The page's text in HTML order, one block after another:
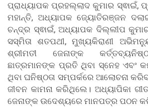
ପ୍ରାଧ୍ୟାପକ ପ୍ରହଲ୍ଲାଦ କୁମାର ସ୍ଵାଇଁ,
ମହାନ୍ତି, ଅଧ୍ୟାପକ ଜ୍ୟୋତିରଞ୍ଜନ
ଚନ୍ଦ୍ର ସ୍ଵାଇଁ, ଅଧ୍ୟାପକ ଦିଲ୍ଲୀପ
ସସ୍ମିତା ଶତପଥୀ, ମୁଖ୍ୟକିରାଣୀ
ଶ୍ରୀମତୀ ଜେନାଙ୍କ
ଛାତ୍ରମାନଙ୍କ ପ୍ରତି ଥିବା ସ୍ନେହ ଏବଂ
ଥିବା ଘନିଷ୍ଠତା ସମ୍ପର୍କରେ ଆଲୋଚନା
ଜୀବନ କାମନା କରିଥିଲେ। ଅଧ୍ୟାପିକା
ଜେନାଙ୍କ ଉଦେଶ୍ୟରେ ମାନପତ୍ର ପଠନ